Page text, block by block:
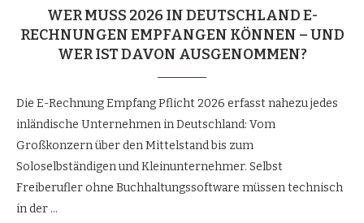
WER MUSS 2026 IN DEUTSCHLAND E-
RECHNUNGEN EMPFANGEN KÖNNEN – UND
WER IST DAVON AUSGENOMMEN?
Die E-Rechnung Empfang Pflicht 2026 erfasst nahezu jedes
inländische Unternehmen in Deutschland: Vom
Großkonzern über den Mittelstand bis zum
Soloselbständigen und Kleinunternehmer. Selbst
Freiberufler ohne Buchhaltungssoftware müssen technisch
in der …